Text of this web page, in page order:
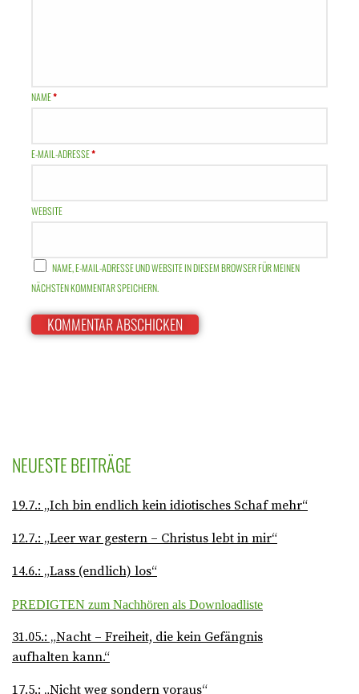
NAME*
E-MAIL-ADRESSE*
WEBSITE
NAME, E-MAIL-ADRESSE UND WEBSITE IN DIESEM BROWSER FÜR MEINEN
NÄCHSTEN KOMMENTAR SPEICHERN.
NEUESTE BEITRÄGE
19.7.: „Ich bin endlich kein idiotisches Schaf mehr“
12.7.: „Leer war gestern – Christus lebt in mir“
14.6.: „Lass (endlich) los“
PREDIGTEN zum Nachhören als Downloadliste
31.05.: „Nacht – Freiheit, die kein Gefängnis
aufhalten kann.“
17.5.: „Nicht weg sondern voraus“